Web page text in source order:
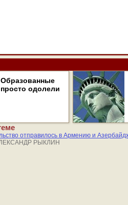
Образованные
просто одолели
отправилось в Армению и
РЫКЛИН